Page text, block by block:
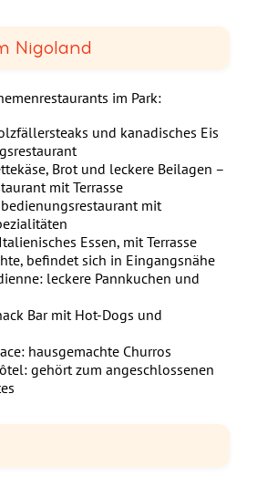
Nigoland
im Park:
und kanadisches Eis
Brot und leckere Beilagen –
mit Terrasse
mit
Essen, mit Terrasse
befindet sich in Eingangsnähe
leckere Pannkuchen und
Bar mit Hot-Dogs und
hausgemachte Churros
gehört zum angeschlossenen